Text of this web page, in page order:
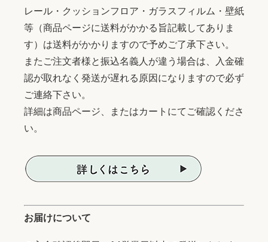
レール・クッションフロア・ガラスフィルム・壁紙
等（商品ページに送料がかかる旨記載してありま
す）は送料がかかりますので予めご了承下さい。
またご注文者様と振込名義人が違う場合は、入金確
認が取れなく発送が遅れる原因になりますので必ず
ご連絡下さい。
詳細は商品ページ、またはカートにてご確認くださ
い。
お届けについて